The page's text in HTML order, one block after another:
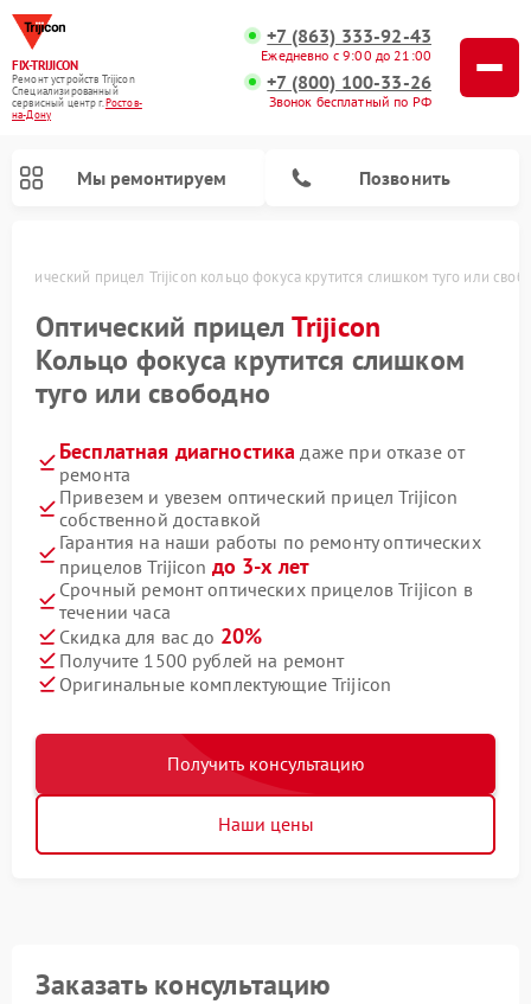
FIX-TRIJICON
Ремонт устройств Trijicon
Специализированный
cервисный центр г.Ростов-
на-Дону
+7 (863) 333-92-43
Ежедневно с 9:00 до 21:00
+7 (800) 100-33-26
Звонок бесплатный по РФ
Мы ремонтируем Позвонить
Оптический прицел Trijicon кольцо фокуса крутится слишком туго или
Оптический прицелTrijicon
Кольцо фокуса крутится слишком
туго или свободно
Бесплатная диагностика даже при отказе от
ремонта
Привезем и увезем оптический прицел Trijicon
собственной доставкой
Гарантия на наши работы по ремонту оптических
прицелов Trijicon до 3-х лет
Срочный ремонт оптических прицелов Trijicon в
течении часа
Скидка для вас до 20%
Получите 1500 рублей на ремонт
Оригинальные комплектующие Trijicon
Получить консультацию
Наши цены
Заказать консультацию